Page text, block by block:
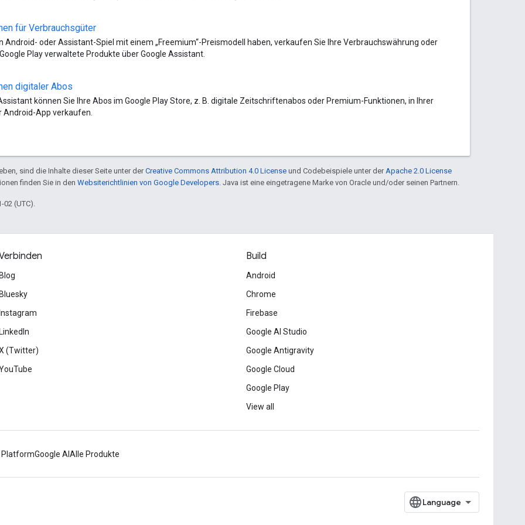
für Verbrauchsgüter
Android- oder Assistant-Spiel mit einem „Freemium“-Preismodell haben, verkaufen Sie Ihre Verbrauchswährung oder
Google Play verwaltete Produkte über Google Assistant.
digitaler Abos
Assistant können Sie Ihre Abos im Google Play Store, z. B. digitale Zeitschriftenabos oder Premium-Funktionen, in Ihrer
Android-App verkaufen.
sind die Inhalte dieser Seite unter derCreative Commons Attribution 4.0 License und Codebeispiele unter derApache 2.0 License
finden Sie in den Websiterichtlinien von Google Developers. Java ist eine eingetragene Marke von Oracle und/oder seinen Partnern.
02 (UTC).
Blog
Bluesky
Instagram
LinkedIn
(Twitter)
Build
Android
Chrome
Firebase
Google AI Studio
Google Antigravity
Google Cloud
Google Play
View all
PlatformGoogle AI Alle Produkte